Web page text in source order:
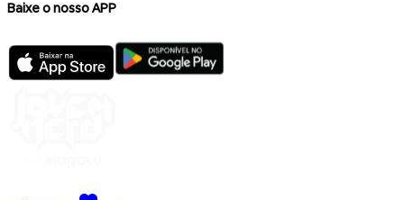
Baixe o nosso APP